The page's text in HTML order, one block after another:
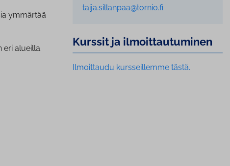
ymmärtää
eri alueilla.
taija.sillanpaa@tornio.fi
Kurssit ja il­moit­tau­tu­mi­nen
Ilmoittaudu kursseillemme tästä.